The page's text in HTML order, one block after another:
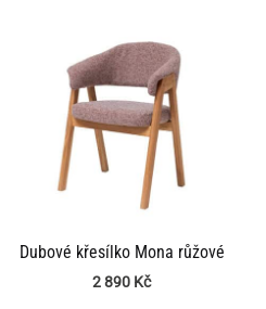
Dubové křesílko Mona růžové
2 890 Kč